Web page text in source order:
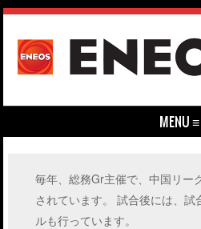
MENU ≡
毎年、総務Gr主催で、中国リー
されています。 試合後には、
ルも行っています。